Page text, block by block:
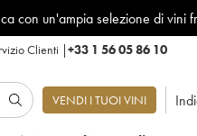
con un'ampia selezione di vini
Clienti |+33 1 56 05 86 10
VENDI I TUOI VINI